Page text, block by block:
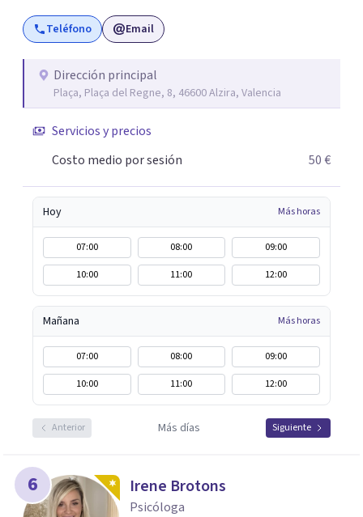
para seguir creciendo profesionalmente y al mismo
tiempo como una oportunidad para volcar la experiencia
específicos de la vida, o debido a situaciones que arrastres
de hace tiempo, es posible que te estés enfrentando a
propósito en la terapia es actuar como guía y
acompañarte. Durante todo el proceso terapéutico, nos
experimentando, para luego proporcionarte las
herramientas necesarias que te permitan gestionar
eficazmente las dificultades estés atravesando.
Teléfono Email
Dirección principal
Plaça, Plaça del Regne, 8, 46600 Alzira, Valencia
Servicios y precios
Costo medio por sesión
50 €
Hoy Más horas
07:00 08:00
09:00
10:00
11:00 12:00
Mañana Más horas
07:00 08:00
09:00
10:00
11:00 12:00
Anterior Más días Siguiente
6 Irene Brotons
Psicóloga